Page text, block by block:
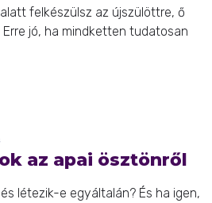
felkészülsz az újszülöttre, ő
jó, ha mindketten tudatosan
az apai ösztönről
létezik-e egyáltalán? És ha igen,